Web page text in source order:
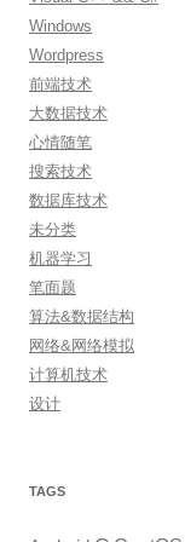
Windows
Wordpress
前端技术
大数据技术
心情随笔
搜索技术
数据库技术
未分类
机器学习
笔面题
算法&数据结构
网络&网络模拟
计算机技术
设计
TAGS